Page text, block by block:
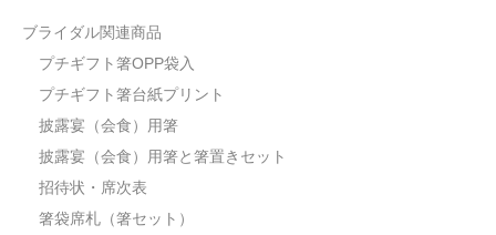
ブライダル関連商品
プチギフト箸OPP袋入
プチギフト箸台紙プリント
披露宴（会食）用箸
披露宴（会食）用箸と箸置きセット
招待状・席次表
箸袋席札（箸セット）